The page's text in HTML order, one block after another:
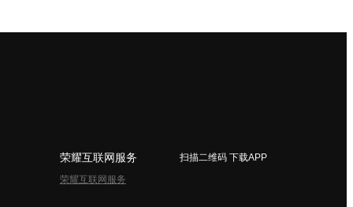
荣耀互联网服务
荣耀互联网服务
扫描二维码 下载APP